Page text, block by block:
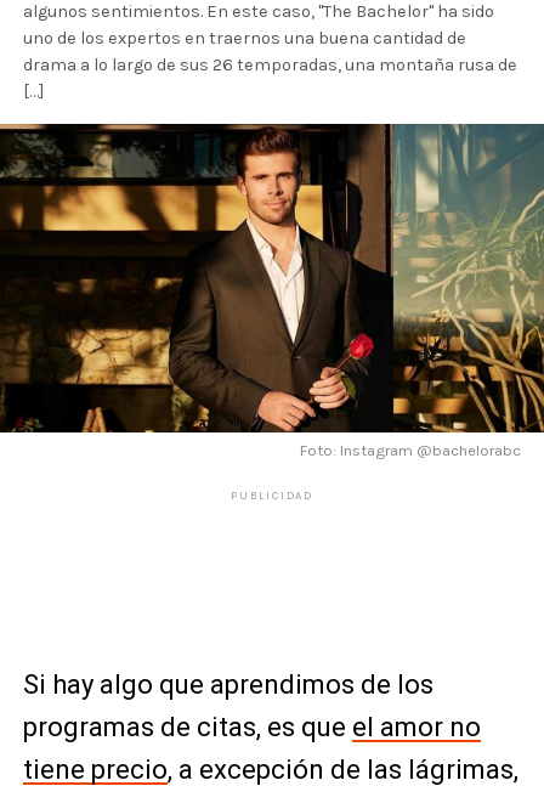
algunos sentimientos. En este caso, "The Bachelor" ha sido
uno de los expertos en traernos una buena cantidad de
drama a lo largo de sus 26 temporadas, una montaña rusa de
[…]
Foto: Instagram @bachelorabc
PUBLICIDAD
Si hay algo que aprendimos de los
programas de citas, es que el amor no
tiene precio, a excepción de las lágrimas,